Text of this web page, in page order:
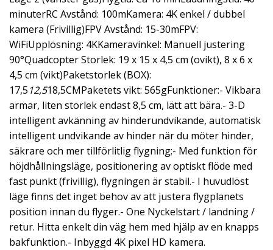
minuterRC Avstånd: 100mKamera: 4K enkel / dubbel
kamera (Frivillig)FPV Avstånd: 15-30mFPV:
WiFiUpplösning: 4KKameravinkel: Manuell justering
90°Quadcopter Storlek: 19 x 15 x 4,5 cm (ovikt), 8 x 6 x
4,5 cm (vikt)Paketstorlek (BOX):
17,5 12,518,5CMPaketets vikt: 565gFunktioner:- Vikbara
armar, liten storlek endast 8,5 cm, lätt att bära.- 3-D
intelligent avkänning av hinderundvikande, automatisk
intelligent undvikande av hinder när du möter hinder,
säkrare och mer tillförlitlig flygning;- Med funktion för
höjdhållningsläge, positionering av optiskt flöde med
fast punkt (frivillig), flygningen är stabil.- I huvudlöst
läge finns det inget behov av att justera flygplanets
position innan du flyger.- One Nyckelstart / landning /
retur. Hitta enkelt din väg hem med hjälp av en knapps
bakfunktion.- Inbyggd 4K pixel HD kamera.